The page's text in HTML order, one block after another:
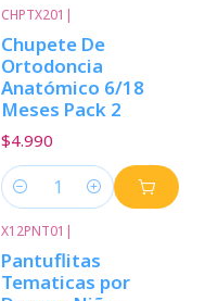
CHPTX201 |
Chupete De
Ortodoncia
Anatómico 6/18
Meses Pack 2
$4.990
Cantidad
X12PNT01 |
Pantuflitas
Tematicas por